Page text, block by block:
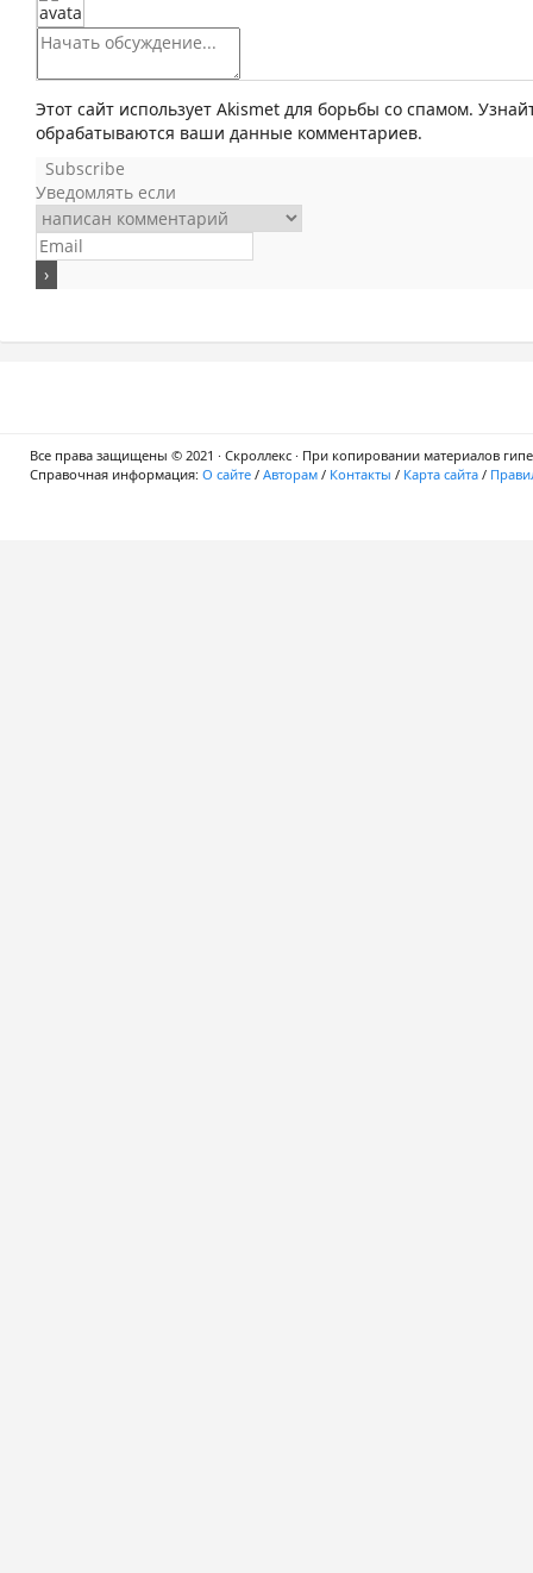
Этот сайт использует Akismet для борьбы со спамом.
обрабатываются ваши данные комментариев.
Subscribe
Уведомлять если
Все права защищены © 2021 · Скроллекс · При копировании материалов
Справочная информация: О сайте / Авторам / Контакты / Карта сайта /